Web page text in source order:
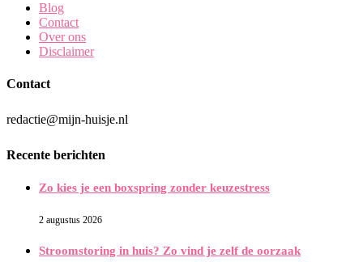
Blog
Contact
Over ons
Disclaimer
Contact
redactie@mijn-huisje.nl
Recente berichten
Zo kies je een boxspring zonder keuzestress
2 augustus 2026
Stroomstoring in huis? Zo vind je zelf de oorzaak